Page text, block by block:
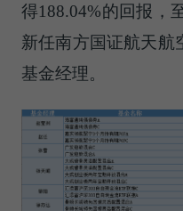
得188.04%的回报，
新任南方国证航天航
基金经理。